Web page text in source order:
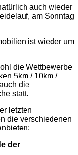
auch wieder
am Sonntag
ist wieder um
die Wettbewerbe
5km / 10km /
die
statt.
letzten
die verschiedenen
der